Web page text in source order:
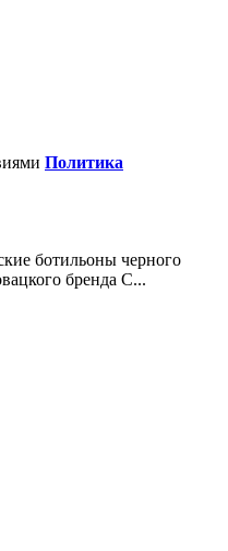
Политика
ботильоны черного
бренда C...